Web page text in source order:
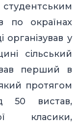
по окраїнах
у
сільський
перший в
протягом
50 вистав,
класики,